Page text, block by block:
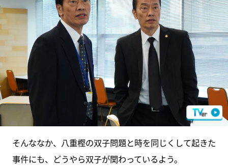
そんななか、八重樫の双子問題と時を同じくして起きた
事件にも、どうやら双子が関わっているよう。